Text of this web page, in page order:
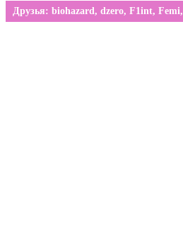
Друзья: biohazard, dzero, F1int, Femi,